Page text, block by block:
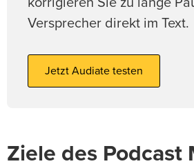
Versprecher direkt im Text.
Jetzt Audiate testen
Ziele des Podcast